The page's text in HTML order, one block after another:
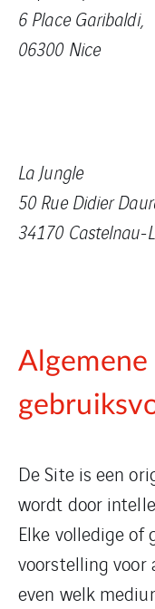
6 Place Garibaldi,
06300 Nice
La Jungle
50 Rue Didier
34170 Castelnau-
Algemene
De Site is een
wordt door
Elke volledige
voorstelling voor
even welk